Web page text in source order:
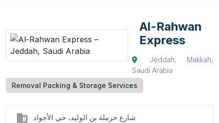
Al-Rahwan
Express
Jeddah, Makkah,
Saudi Arabia
Removal Packing & Storage Services
شارع حرملة بن الوليد، حي الأجواد